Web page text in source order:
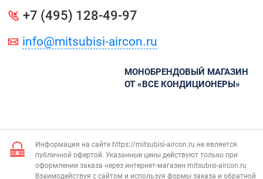
+7 (495) 128-49-97
info@mitsubisi-aircon.ru
МОНОБРЕНДОВЫЙ МАГАЗИН
ОТ «ВСЕ КОНДИЦИОНЕРЫ»
Информация на сайте https://mitsubisi-aircon.ru не является
публичной офертой. Указанные цены действуют только при
оформлении заказа через интернет-магазин mitsubisi-aircon.ru
Взаимодействуя с сайтом и используя формы заказа и обратной